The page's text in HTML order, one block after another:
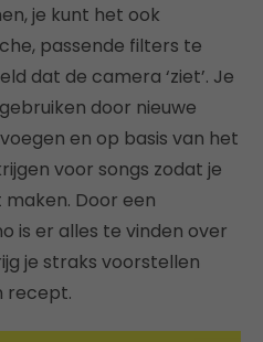
je kunt het ook
passende filters te
dat de camera ‘ziet’. Je
door nieuwe
en op basis van het
voor songs zodat je
Door een
is er alles te vinden over
je straks voorstellen
recept.